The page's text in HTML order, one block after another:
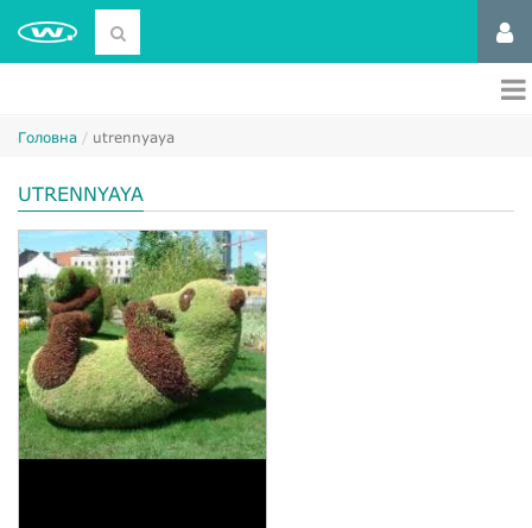
Головна utrennyaya
UTRENNYAYA